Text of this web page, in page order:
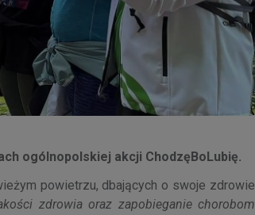
ogólnopolskiej akcji ChodzęBoLubię.
powietrzu, dbających o swoje zdrowie
zdrowia oraz zapobieganie chorobom